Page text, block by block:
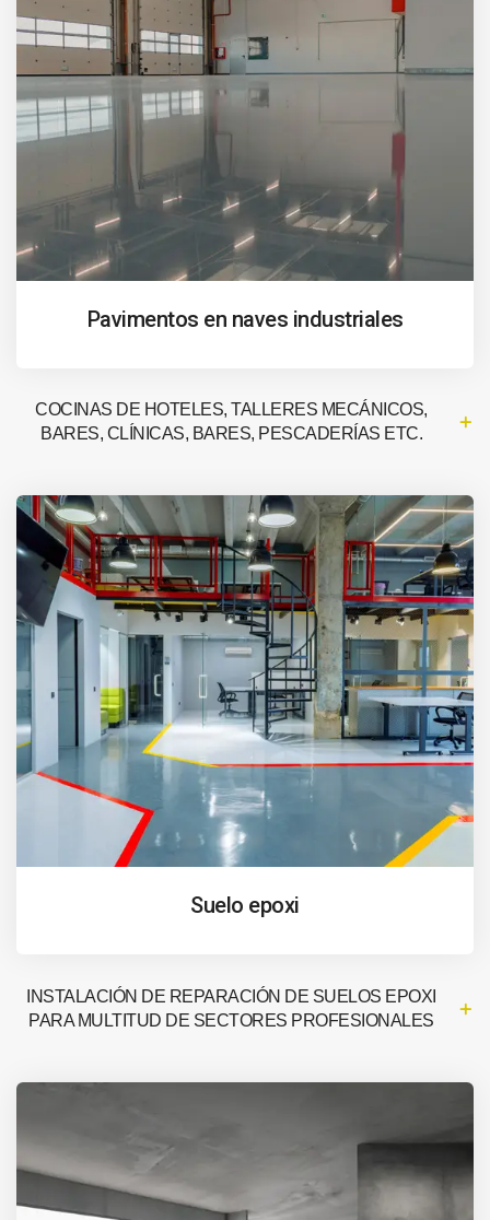
Pavimentos en naves industriales
COCINAS DE HOTELES, TALLERES MECÁNICOS,
BARES, CLÍNICAS, BARES, PESCADERÍAS ETC.
Suelo epoxi
INSTALACIÓN DE REPARACIÓN DE SUELOS EPOXI
PARA MULTITUD DE SECTORES PROFESIONALES